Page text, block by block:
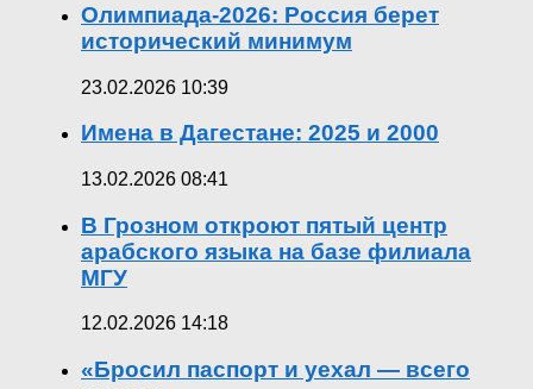
Олимпиада-2026: Россия берет
исторический минимум
23.02.2026 10:39
Имена в Дагестане: 2025 и 2000
13.02.2026 08:41
В Грозном откроют пятый центр
арабского языка на базе филиала
МГУ
12.02.2026 14:18
«Бросил паспорт и уехал — всего